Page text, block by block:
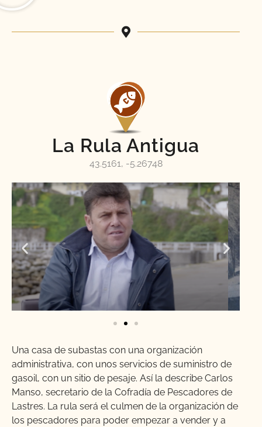
La Rula Antigua
43.5161, -5.26748
Una casa de subastas con una organización
administrativa, con unos servicios de suministro de
gasoil, con un sitio de pesaje. Así la describe Carlos
Manso, secretario de la Cofradía de Pescadores de
Lastres. La rula será el culmen de la organización de
los pescadores para poder empezar a vender y a